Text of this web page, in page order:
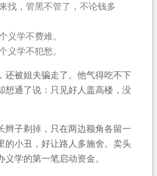
找，管黑不管了，不论钱多
义学不费难。
义学不犯愁。
还被姐夫骗走了。他气得吃不下
想通了说：只见好人盖高楼，没
辫子剃掉，只在两边额角各留一
的小丑，好让路人多施舍。卖头
学的第一笔启动资金。